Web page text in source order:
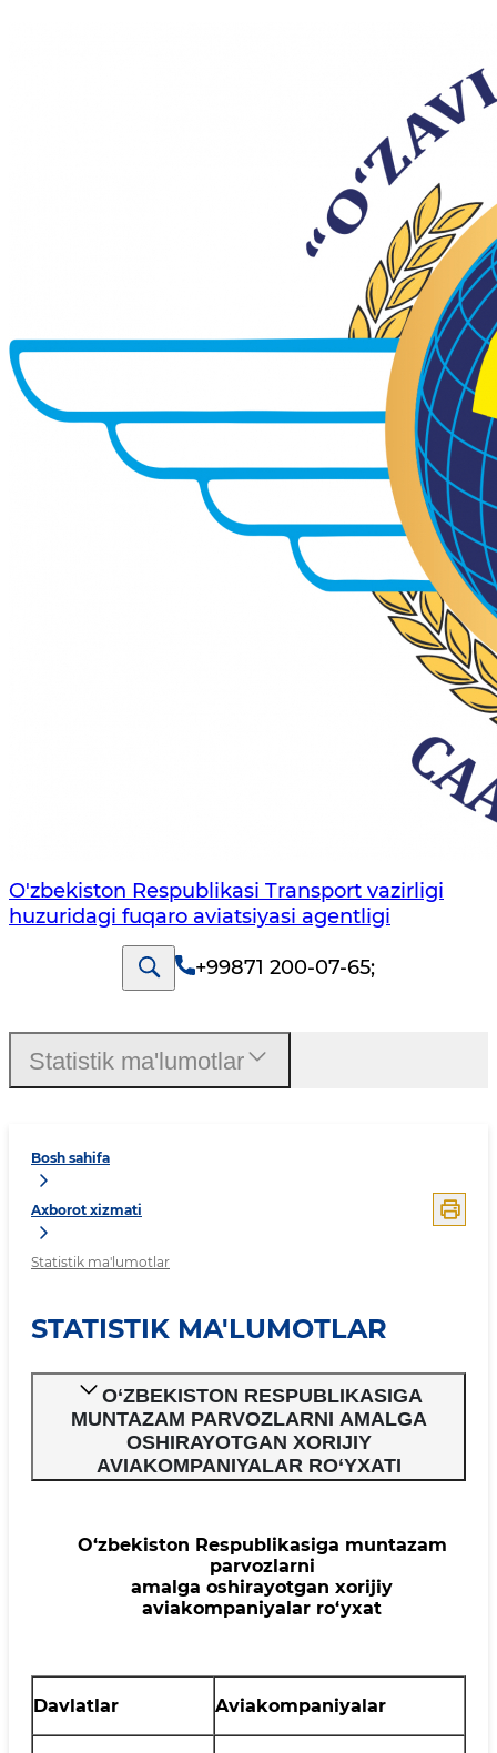
O'zbekiston Respublikasi Transport vazirligi
huzuridagi fuqaro aviatsiyasi agentligi
+99871 200-07-65;
Bosh sahifa
Axborot xizmati
Statistik ma'lumotlar
STATISTIK MA'LUMOTLAR
O‘ZBEKISTON RESPUBLIKASIGA
MUNTAZAM PARVOZLARNI AMALGA
OSHIRAYOTGAN XORIJIY
AVIAKOMPANIYALAR RO‘YXATI
O‘zbekiston Respublikasiga muntazam
parvozlarni
amalga oshirayotgan xorijiy
aviakompaniyalar ro‘yxat
Davlatlar Aviakompaniyalar
Statistik ma'lumotlar